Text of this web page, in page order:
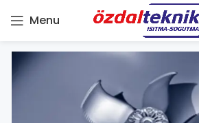
Menu